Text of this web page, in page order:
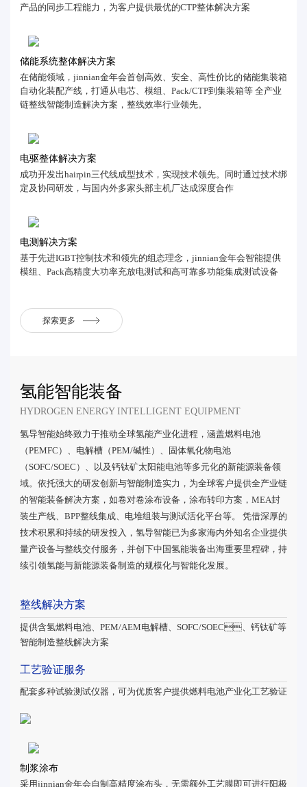
产品的同步工程能力，为客户提供最优的CTP整体解决方案
储能系统整体解决方案
在储能领域，jinnian金年会首创高效、安全、高性价比的储能集装箱
自动化装配产线，打通从电芯、模组、Pack/CTP到集装箱等 全产业
链整线智能制造解决方案，整线效率行业领先。
电驱整体解决方案
成功开发出hairpin三代线成型技术，实现技术领先。同时通过技术绑
定及协同研发，与国内外多家头部主机厂达成深度合作
电测解决方案
基于先进IGBT控制技术和领先的组态理念，jinnian金年会智能提供
模组、Pack高精度大功率充放电测试和高可靠多功能集成测试设备
探索更多
氢能智能装备
HYDROGEN ENERGY INTELLIGENT EQUIPMENT
氢导智能始终致力于推动全球氢能产业化进程，涵盖燃料电池
（PEMFC）、电解槽（PEM/碱性）、固体氧化物电池
（SOFC/SOEC）、以及钙钛矿太阳能电池等多元化的新能源装备领
域。依托强大的研发创新与智能制造实力，为全球客户提供全产业链
的智能装备解决方案，如卷对卷涂布设备，涂布转印方案，MEA封
装生产线、BPP整线集成、电堆组装与测试活化平台等。 凭借深厚的
技术积累和持续的研发投入，氢导智能已为多家海内外知名企业提供
量产设备与整线交付服务，并创下中国氢能装备出海重要里程碑，持
续引领氢能与新能源装备制造的规模化与智能化发展。
整线解决方案
提供含氢燃料电池、PEM/AEM电解槽、SOFC/SOEC、钙钛矿等
智能制造整线解决方案
工艺验证服务
配套多种试验测试仪器，可为优质客户提供燃料电池产业化工艺验证
制浆涂布
采用jinnian金年会自制高精度涂布头，无需额外工艺膜即可进行阳极